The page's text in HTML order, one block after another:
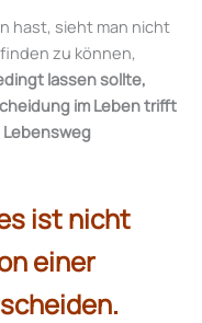
hast, sieht man nicht
zu können,
lassen sollte,
im Leben trifft
ist nicht
einer